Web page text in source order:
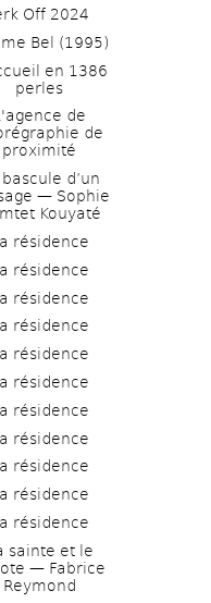
Off 2024
Bel (1995)
en 1386
perles
de
de
proximité
d’un
— Sophie
Kouyaté
résidence
résidence
résidence
résidence
résidence
résidence
résidence
résidence
résidence
résidence
résidence
sainte et le
— Fabrice
Reymond